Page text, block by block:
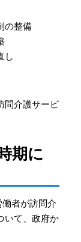
の整備
し
問介護サービ
期に
者が訪問介
いて、政府か